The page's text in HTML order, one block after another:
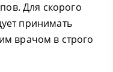
Для скорого
принимать
врачом в строго